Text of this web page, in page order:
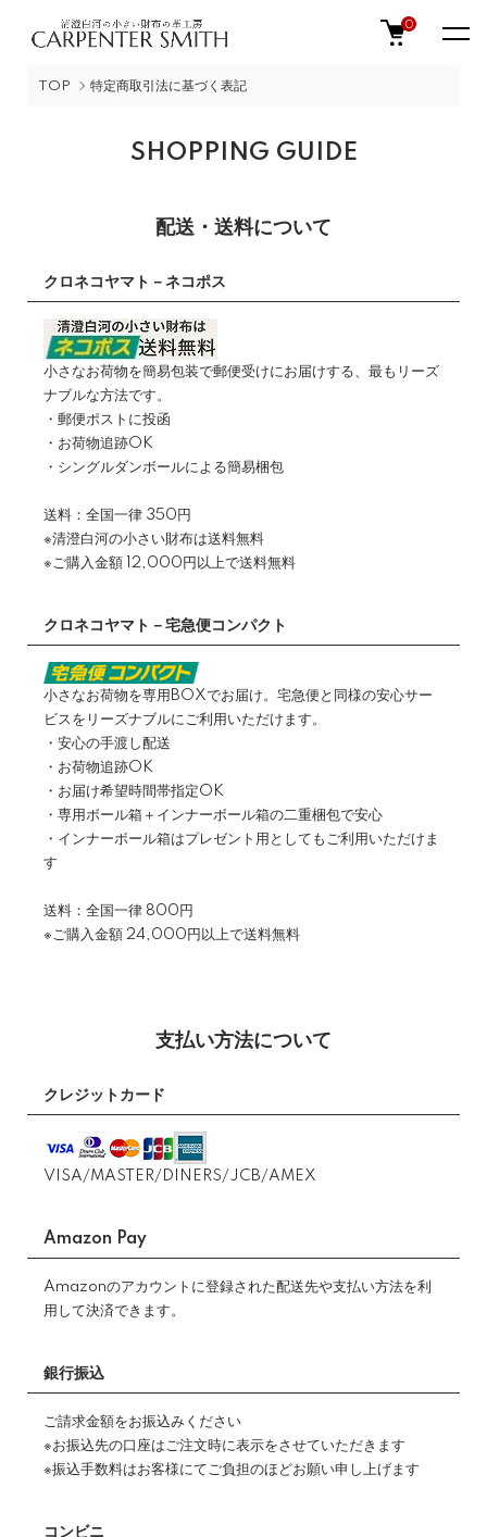
0
TOP 特定商取引法に基づく表記
SHOPPING GUIDE
配送・送料について
クロネコヤマト－ネコポス
小さなお荷物を簡易包装で郵便受けにお届けする、最もリーズ
ナブルな方法です。
・郵便ポストに投函
・お荷物追跡OK
・シングルダンボールによる簡易梱包
送料：全国一律 350円
※清澄白河の小さい財布は送料無料
※ご購入金額 12,000円以上で送料無料
クロネコヤマト－宅急便コンパクト
小さなお荷物を専用BOXでお届け。宅急便と同様の安心サー
ビスをリーズナブルにご利用いただけます。
・安心の手渡し配送
・お荷物追跡OK
・お届け希望時間帯指定OK
・専用ボール箱＋インナーボール箱の二重梱包で安心
・インナーボール箱はプレゼント用としてもご利用いただけま
す
送料：全国一律 800円
※ご購入金額 24,000円以上で送料無料
支払い方法について
クレジットカード
VISA/MASTER/DINERS/JCB/AMEX
Amazon Pay
Amazonのアカウントに登録された配送先や支払い方法を利
用して決済できます。
銀行振込
ご請求金額をお振込みください
※お振込先の口座はご注文時に表示をさせていただきます
※振込手数料はお客様にてご負担のほどお願い申し上げます
コンビニ